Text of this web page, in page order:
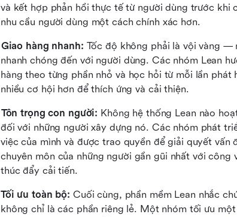
và kết hợp phản hồi thực tế từ người dùng trước khi
nhu cầu người dùng một cách chính xác hơn.
Giao hàng nhanh: Tốc độ không phải là vội vàng —
nhanh chóng đến với người dùng. Các nhóm Lean
hàng theo từng phần nhỏ và học hỏi từ mỗi lần phát
nhiều cơ hội hơn để thích ứng và cải thiện.
Tôn trọng con người: Không hệ thống Lean nào
đối với những người xây dựng nó. Các nhóm phát
việc của mình và được trao quyền để giải quyết
chuyên môn của những người gần gũi nhất với công
thúc đẩy cải tiến.
Tối ưu toàn bộ: Cuối cùng, phần mềm Lean nhắc
không chỉ là các phần riêng lẻ. Một nhóm tối ưu